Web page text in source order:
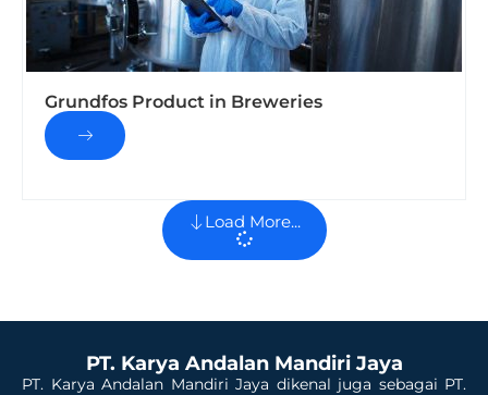
Grundfos Product in Breweries
Load More...
PT. Karya Andalan Mandiri Jaya
PT. Karya Andalan Mandiri Jaya dikenal juga sebagai PT.